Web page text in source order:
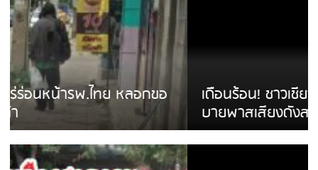
เดือนร้อน! ชาวเชียงรายบ่นรถ Isuzu สีขาวซิ่ง
บายพาสเสียงดังสร้างความรำคาญ